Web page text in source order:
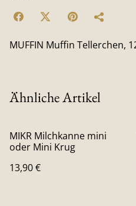
MUFFIN Muffin Tellerchen,
Ähnliche Artikel
MIKR Milchkanne mini
oder Mini Krug
13,90 €